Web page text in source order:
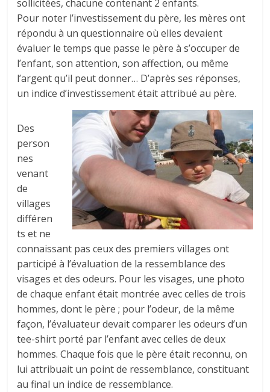
sollicitées, chacune contenant 2 enfants.
Pour noter l’investissement du père, les mères ont
répondu à un questionnaire où elles devaient
évaluer le temps que passe le père à s’occuper de
l’enfant, son attention, son affection, ou même
l’argent qu’il peut donner… D’après ses réponses,
un indice d’investissement était attribué au père.
Des
person
nes
venant
de
villages
différen
ts et ne
connaissant pas ceux des premiers villages ont
participé à l’évaluation de la ressemblance des
visages et des odeurs. Pour les visages, une photo
de chaque enfant était montrée avec celles de trois
hommes, dont le père ; pour l’odeur, de la même
façon, l’évaluateur devait comparer les odeurs d’un
tee-shirt porté par l’enfant avec celles de deux
hommes. Chaque fois que le père était reconnu, on
lui attribuait un point de ressemblance, constituant
au final un indice de ressemblance.